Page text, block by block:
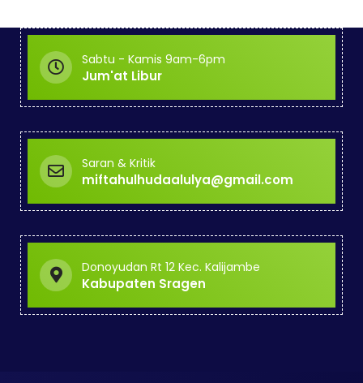
Sabtu - Kamis 9am-6pm
Jum'at Libur
Saran & Kritik
miftahulhudaalulya@gmail.com
Donoyudan Rt 12 Kec. Kalijambe
Kabupaten Sragen